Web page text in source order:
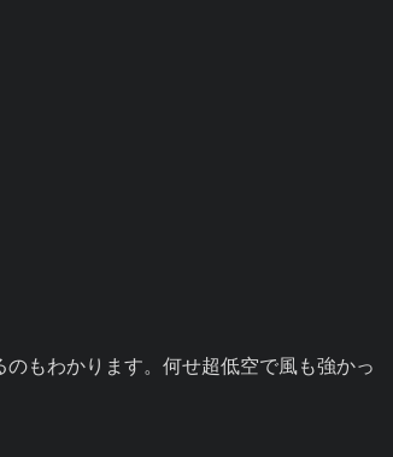
もわかります。何せ超低空で風も強かっ